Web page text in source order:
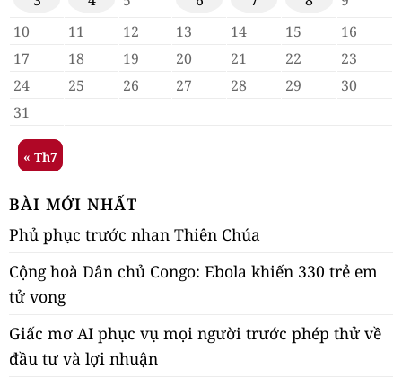
10
11 12 13 14 15
16
17
18 19 20 21 22
23
24
25 26 27 28 29
30
31
« Th7
BÀI MỚI NHẤT
Phủ phục trước nhan Thiên Chúa
Cộng hoà Dân chủ Congo: Ebola khiến 330 trẻ em
tử vong
Giấc mơ AI phục vụ mọi người trước phép thử về
đầu tư và lợi nhuận